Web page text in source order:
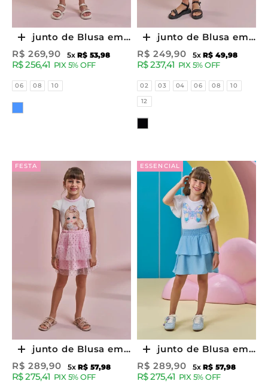
Escolher opções
Conjunto de Blusa em
Cotton e Saia em Tule
com Elastano (com
Shorts Embutido)
96787 Kukiê Infantil
Preço promocional
R$ 269,90 5xR$ 53,98
R$ 256,41 PIX 5% OFF
Tamanhos
06 08 10
Escolher opções
Conjunto de Blusa em
Cotton e Saia em Tule
Glitter Estrelas (com
Shorts Embutido)
96789 Kukiê Infantil
Menina
Preço promocional
R$ 249,90 5xR$ 49,98
R$ 237,41 PIX 5% OFF
Tamanhos
02 03 04 06 08
10
12
FESTA
Escolher opções
Conjunto de Blusa em
Cotton e Saia em Tule
Glitter Estrelas (com
Preço promocional
R$ 289,90 5xR$ 57,98
R$ 275,41 PIX 5% OFF
ESSENCIAL
Escolher opções
Conjunto de Blusa em
Cotton e Saia em
Viscose (com Shorts
Preço promocional
R$ 289,90 5xR$ 57,98
R$ 275,41 PIX 5% OFF